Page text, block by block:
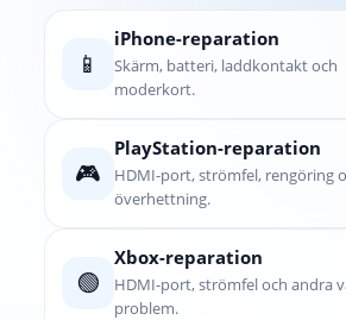
📱
iPhone-reparation
Skärm, batteri, laddkontakt och
moderkort.
🎮
PlayStation-reparation
HDMI-port, strömfel, rengöring
överhettning.
🟢
Xbox-reparation
HDMI-port, strömfel och andra
problem.